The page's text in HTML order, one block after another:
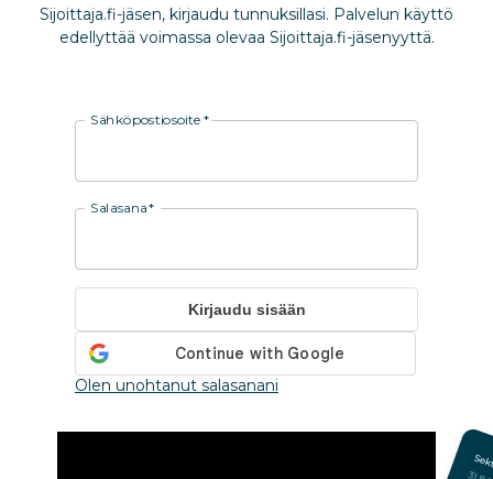
Sijoittaja.fi-jäsen, kirjaudu tunnuksillasi. Palvelun käyttö
edellyttää voimassa olevaa Sijoittaja.fi-jäsenyyttä.
Sähköpostiosoite *
Salasana*
Kirjaudu sisään
Olen unohtanut salasanani